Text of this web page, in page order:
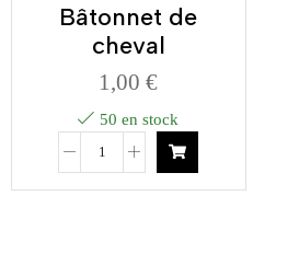
Bâtonnet de
cheval
1,00€
50 en stock